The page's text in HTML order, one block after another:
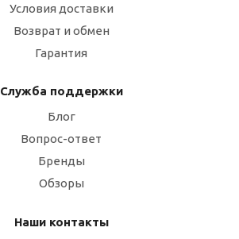
Условия доставки
Возврат и обмен
Гарантия
Служба поддержки
Блог
Вопрос-ответ
Бренды
Обзоры
Наши контакты